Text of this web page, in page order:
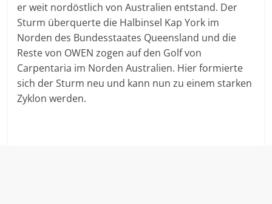
er weit nordöstlich von Australien entstand. Der
Sturm überquerte die Halbinsel Kap York im
Norden des Bundesstaates Queensland und die
Reste von OWEN zogen auf den Golf von
Carpentaria im Norden Australien. Hier formierte
sich der Sturm neu und kann nun zu einem starken
Zyklon werden.